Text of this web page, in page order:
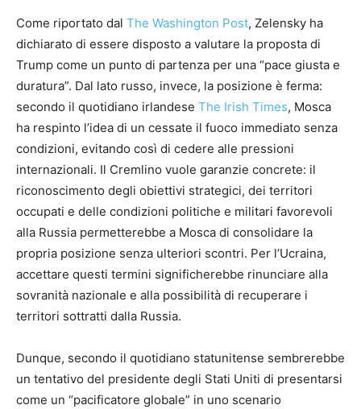
Come riportato dal The Washington Post, Zelensky ha
dichiarato di essere disposto a valutare la proposta di
Trump come un punto di partenza per una “pace giusta e
duratura”. Dal lato russo, invece, la posizione è ferma:
secondo il quotidiano irlandese The Irish Times, Mosca
ha respinto l’idea di un cessate il fuoco immediato senza
condizioni, evitando così di cedere alle pressioni
internazionali. Il Cremlino vuole garanzie concrete: il
riconoscimento degli obiettivi strategici, dei territori
occupati e delle condizioni politiche e militari favorevoli
alla Russia permetterebbe a Mosca di consolidare la
propria posizione senza ulteriori scontri. Per l’Ucraina,
accettare questi termini significherebbe rinunciare alla
sovranità nazionale e alla possibilità di recuperare i
territori sottratti dalla Russia.
Dunque, secondo il quotidiano statunitense sembrerebbe
un tentativo del presidente degli Stati Uniti di presentarsi
come un “pacificatore globale” in uno scenario